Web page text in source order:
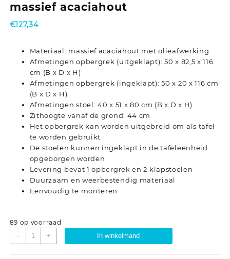
massief acaciahout
€127,34
Materiaal: massief acaciahout met olieafwerking
Afmetingen opbergrek (uitgeklapt): 50 x 82,5 x 116
cm (B x D x H)
Afmetingen opbergrek (ingeklapt): 50 x 20 x 116 cm
(B x D x H)
Afmetingen stoel: 40 x 51 x 80 cm (B x D x H)
Zithoogte vanaf de grond: 44 cm
Het opbergrek kan worden uitgebreid om als tafel
te worden gebruikt
De stoelen kunnen ingeklapt in de tafeleenheid
opgeborgen worden
Levering bevat 1 opbergrek en 2 klapstoelen
Duurzaam en weerbestendig materiaal
Eenvoudig te monteren
89 op voorraad
-
delige
+ In winkelmand